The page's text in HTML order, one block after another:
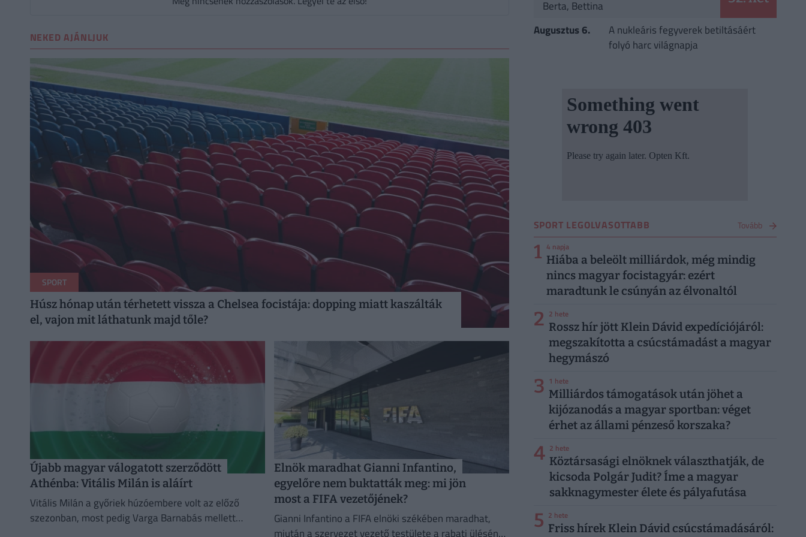
NEKED AJÁNLJUK
SPORT
Húsz hónap után térhetett vissza a Chelsea focistája: dopping miatt kaszálták
el, vajon mit láthatunk majd tőle?
Újabb magyar válogatott szerződött
Athénba: Vitális Milán is aláírt
Vitális Milán a győriek húzóembere volt az előző
szezonban, most pedig Varga Barnabás mellett
Elnök maradhat Gianni Infantino,
egyelőre nem buktatták meg: mi jön
most a FIFA vezetőjének?
Gianni Infantino a FIFA elnöki székében maradhat,
miután a szervezet vezető testülete a rabati ülésén
Berta, Bettina
Augusztus 6.
A nukleáris fegyverek betiltásáért
folyó harc világnapja
SPORT LEGOLVASOTTABB Tovább
1 4 napja
Hiába a beleölt milliárdok, még mindig
nincs magyar focistagyár: ezért
maradtunk le csúnyán az élvonaltól
2 2 hete
Rossz hír jött Klein Dávid expedíciójáról:
megszakította a csúcstámadást a magyar
hegymászó
3 1 hete
Milliárdos támogatások után jöhet a
kijózanodás a magyar sportban: véget
érhet az állami pénzeső korszaka?
4 2 hete
Köztársasági elnöknek választhatják, de
kicsoda Polgár Judit? Íme a magyar
sakknagymester élete és pályafutása
5 2 hete
Friss hírek Klein Dávid csúcstámadásáról: